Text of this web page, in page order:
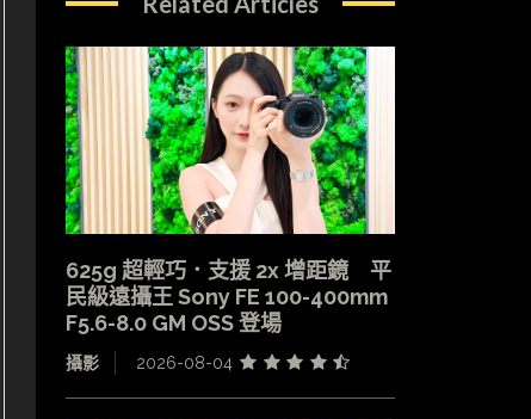
625g 超輕巧．支援 2x 增距鏡 平
民級遠攝王 Sony FE 100-400mm
F5.6-8.0 GM OSS 登場
攝影 2026-08-04